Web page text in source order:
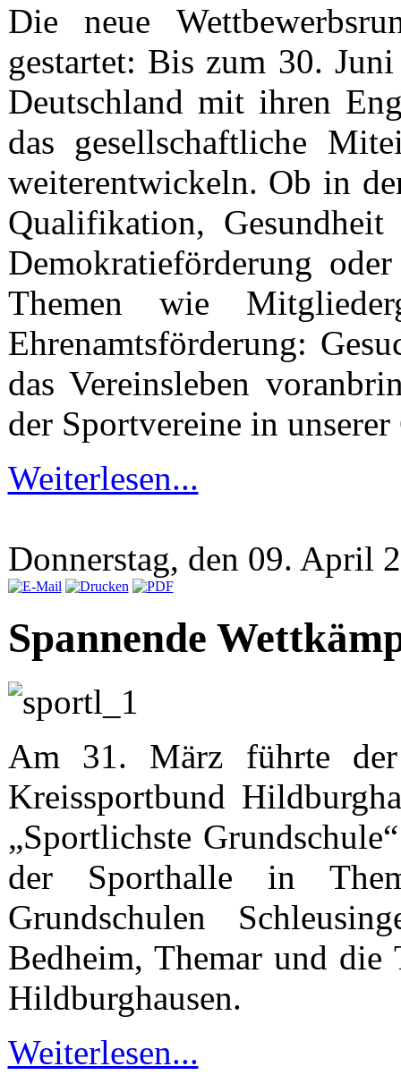
Die neue
gestartet: Bis zum 30.
Deutschland mit ihren
das gesellschaftliche
weiterentwickeln. Ob in
Qualifikation,
Demokratieförderung
Themen wie
Ehrenamtsförderung:
das Vereinsleben
der Sportvereine in
Weiterlesen...
Donnerstag, den 09. April
Spannende
Am 31. März führte
Kreissportbund
„Sportlichste
der Sporthalle in
Grundschulen
Bedheim, Themar und
Hildburghausen.
Weiterlesen...